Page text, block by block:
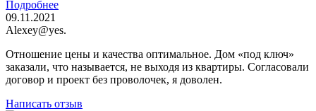
Подробнее
09.11.2021
Alexey@yes.
Отношение цены и качества оптимальное. Дом «под ключ»
заказали, что называется, не выходя из квартиры. Согласовали
договор и проект без проволочек, я доволен.
Написать отзыв